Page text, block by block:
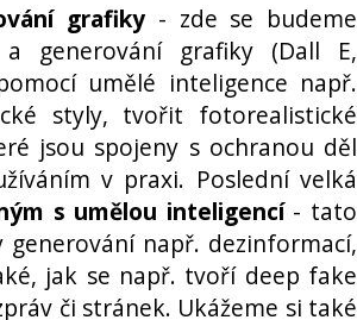
grafiky- zde se budeme
generování grafiky (Dall E,
umělé inteligence např.
styly, tvořit fotorealistické
jsou spojeny s ochranou děl
v praxi. Poslední velká
s umělou inteligencí- tato
např. dezinformací,
jak se např. tvoří deep fake
či stránek. Ukážeme si také